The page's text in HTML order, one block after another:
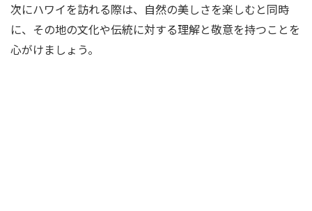
次にハワイを訪れる際は、自然の美しさを楽しむと同時
に、その地の文化や伝統に対する理解と敬意を持つことを
心がけましょう。